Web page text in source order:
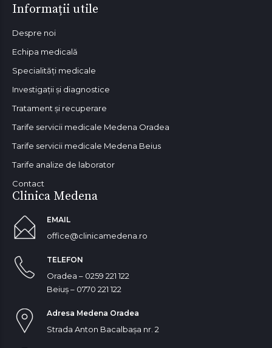
Informații utile
Despre noi
Echipa medicală
Specialități medicale
Investigații și diagnostice
Tratament și recuperare
Tarife servicii medicale Medena Oradea
Tarife servicii medicale Medena Beius
Tarife analize de laborator
Contact
Clinica Medena
EMAIL
office@clinicamedena.ro
TELEFON
Oradea – 0259 221 122
Beiuș – 0770 221 122
Adresa Medena Oradea
Strada Anton Bacalbașa nr. 2